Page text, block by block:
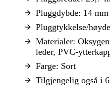
Pluggdybde: 14 mm
Pluggtykkelse/
Materialer:
leder, PVC-
Farge: Sort
Tilgjengelig også i